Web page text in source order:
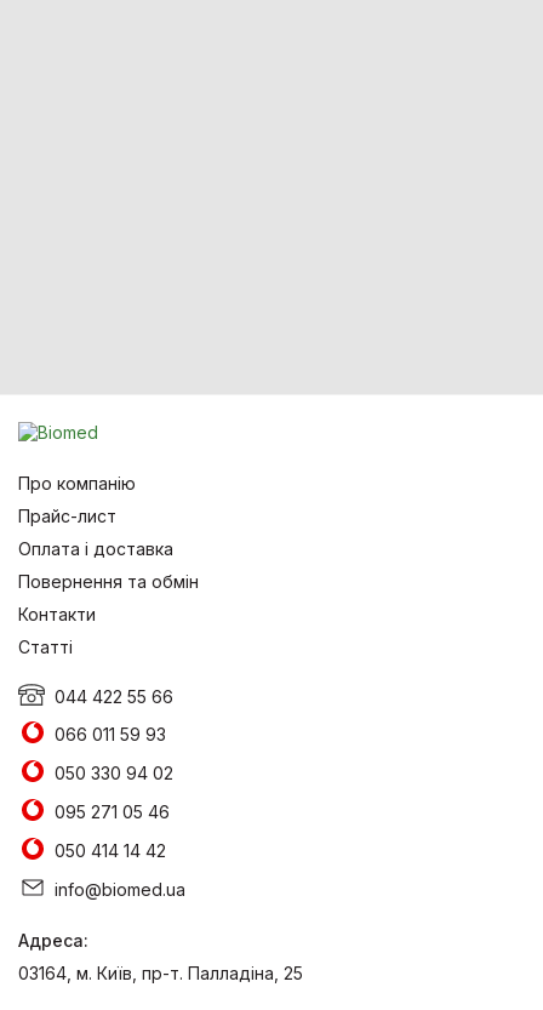
Про компанію
Прайс-лист
Оплата і доставка
Повернення та обмін
Контакти
Статті
044 422 55 66
066 011 59 93
050 330 94 02
095 271 05 46
050 414 14 42
info@biomed.ua
Адреса:
03164, м. Київ, пр-т. Палладіна, 25